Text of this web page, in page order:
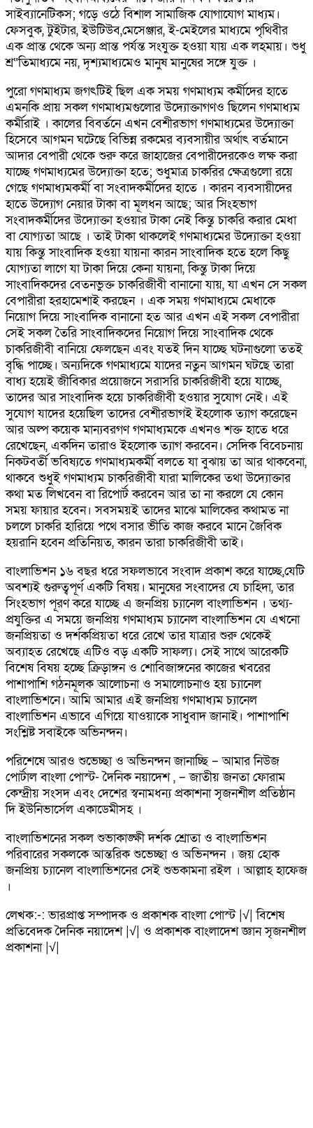
সাইব্যানেটিকস; গড়ে ওঠে বিশাল সামাজিক যোগাযোগ মাধ্যম।
ফেসবুক, টুইটার, ইউটিউব,মেসেঞ্জার, ই-মেইলের মাধ্যমে পৃথিবীর
এক প্রান্ত থেকে অন্য প্রান্ত পর্যন্ত সংযুক্ত হওয়া যায় এক লহমায়। শুধু
শ্র“তিমাধ্যমে নয়, দৃশ্যমাধ্যমেও মানুষ মানুষের সঙ্গে যুক্ত ।
পুরো গণমাধ্যম জগৎটিই ছিল এক সময় গণমাধ্যম কর্মীদের হাতে
এমনকি প্রায় সকল গণমাধ্যমগুলোর উদ্যোক্তাগণও ছিলেন গণমাধ্যম
কর্মীরাই । কালের বিবর্তনে এখন বেশীরভাগ গণমাধ্যমের উদ্যোক্তা
হিসেবে আগমন ঘটেছে বিভিন্ন রকমের ব্যবসায়ীর অর্থাৎ বর্তমানে
আদার বেপারী থেকে শুরু করে জাহাজের বেপারীদেরকেও লক্ষ করা
যাচ্ছে গণমাধ্যমের উদ্যোক্তা হতে; শুধুমাত্র চাকরির ক্ষেত্রগুলো রয়ে
গেছে গণমাধ্যমকর্মী বা সংবাদকর্মীদের হাতে । কারন ব্যবসায়ীদের
হাতে উদ্যোগ নেয়ার টাকা বা মূলধন আছে; আর সিংহভাগ
সংবাদকর্মীদের উদ্যোক্তা হওয়ার টাকা নেই কিন্তু চাকরি করার মেধা
বা যোগ্যতা আছে । তাই টাকা থাকলেই গণমাধ্যমের উদ্যোক্তা হওয়া
যায় কিন্তু সাংবাদিক হওয়া যায়না কারন সাংবাদিক হতে হলে কিছু
যোগ্যতা লাগে যা টাকা দিয়ে কেনা যায়না, কিন্তু টাকা দিয়ে
সাংবাদিকদের বেতনভুক্ত চাকরিজীবী বানানো যায়, যা এখন সে সকল
বেপারীরা হরহামেশাই করছেন । এক সময় গণমাধ্যমে মেধাকে
নিয়োগ দিয়ে সাংবাদিক বানানো হত আর এখন এই সকল বেপারীরা
সেই সকল তৈরি সাংবাদিকদের নিয়োগ দিয়ে সাংবাদিক থেকে
চাকরিজীবী বানিয়ে ফেলছেন এবং যতই দিন যাচ্ছে ঘটনাগুলো ততই
বৃদ্ধি পাচ্ছে। অন্যদিকে গণমাধ্যমে যাদের নতুন আগমন ঘটছে তারা
বাধ্য হয়েই জীবিকার প্রয়োজনে সরাসরি চাকরিজীবী হয়ে যাচ্ছে,
তাদের আর সাংবাদিক হয়ে চাকরিজীবী হওয়ার সুযোগ নেই। এই
সুযোগ যাদের হয়েছিল তাদের বেশীরভাগই ইহলোক ত্যাগ করেছেন
আর অল্প কয়েক মান্যবরগণ গণমাধ্যমকে এখনও শক্ত হাতে ধরে
রেখেছেন, একদিন তারাও ইহলোক ত্যাগ করবেন। সেদিক বিবেচনায়
নিকটবর্তী ভবিষ্যতে গণমাধ্যমকর্মী বলতে যা বুঝায় তা আর থাকবেনা,
থাকবে শুধুই গণমাধ্যম চাকরিজীবী যারা মালিকের তথা উদ্যোক্তার
কথা মত লিখবেন বা রিপোর্ট করবেন আর তা না করলে যে কোন
সময় ফায়ার হবেন। সবসময়ই তাদের মাঝে মালিকের কথামত না
চললে চাকরি হারিয়ে পথে বসার ভীতি কাজ করবে মানে জৈবিক
হয়রানি হবেন প্রতিনিয়ত, কারন তারা চাকরিজীবী তাই।
বাংলাভিশন ১৬ বছর ধরে সফলভাবে সংবাদ প্রকাশ করে যাচ্ছে,যেটি
অবশ্যই গুরুত্বপূর্ণ একটি বিষয়। মানুষের সংবাদের যে চাহিদা, তার
সিংহভাগ পূরণ করে যাচ্ছে এ জনপ্রিয় চ্যানেল বাংলাভিশন । তথ্য-
প্রযুক্তির এ সময়ে জনপ্রিয় গণমাধ্যম চ্যানেল বাংলাভিশন যে এখনো
জনপ্রিয়তা ও দর্শকপ্রিয়তা ধরে রেখে তার যাত্রার শুরু থেকেই
অব্যাহত রেখেছে এটিও বড় একটি সাফল্য। সেই সাথে আরেকটি
বিশেষ বিষয় হচ্ছে ক্রিড়াঙ্গন ও শোবিজাঙ্গনের কাজের খবরের
পাশাপাশি গঠনমূলক আলোচনা ও সমালোচনাও হয় চ্যানেল
বাংলাভিশনে। আমি আমার এই জনপ্রিয় গণমাধ্যম চ্যানেল
বাংলাভিশন এভাবে এগিয়ে যাওয়াকে সাধুবাদ জানাই। পাশাপাশি
সংশ্লিষ্ট সবাইকে অভিনন্দন।
পরিশেষে আরও শুভেচ্ছা ও অভিনন্দন জানাচ্ছি – আমার নিউজ
পোর্টাল বাংলা পোস্ট- দৈনিক নয়াদেশ , – জাতীয় জনতা ফোরাম
কেন্দ্রীয় সংসদ এবং দেশের স্বনামধন্য প্রকাশনা সৃজনশীল প্রতিষ্ঠান
দি ইউনিভার্সেল একাডেমীসহ ।
বাংলাভিশনের সকল শুভাকাঙ্ক্ষী দর্শক শ্রোতা ও বাংলাভিশন
পরিবারের সকলকে আন্তরিক শুভেচ্ছা ও অভিনন্দন । জয় হোক
জনপ্রিয় চ্যানেল বাংলাভিশনের সেই শুভকামনা রইল । আল্লাহ হাফেজ
।
লেখক:-: ভারপ্রাপ্ত সম্পাদক ও প্রকাশক বাংলা পোস্ট |√| বিশেষ
প্রতিবেদক দৈনিক নয়াদেশ |√| ও প্রকাশক বাংলাদেশ জ্ঞান সৃজনশীল
প্রকাশনা |√|